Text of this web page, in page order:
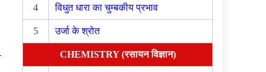
4 विधुत धारा का चुम्बकीय प्रभाव
5 उर्जा के श्रोत
CHEMISTRY (रसायन विज्ञान)